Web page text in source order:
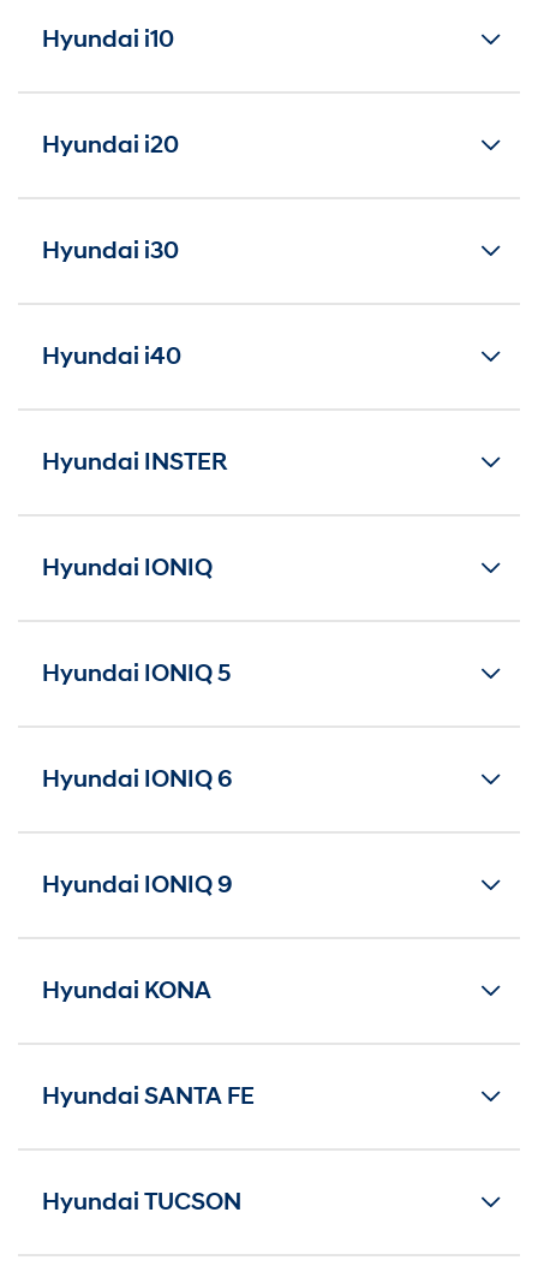
Hyundai i10
Hyundai i20
Hyundai i30
Hyundai i40
Hyundai INSTER
Hyundai IONIQ
Hyundai IONIQ 5
Hyundai IONIQ 6
Hyundai IONIQ 9
Hyundai KONA
Hyundai SANTA FE
Hyundai TUCSON